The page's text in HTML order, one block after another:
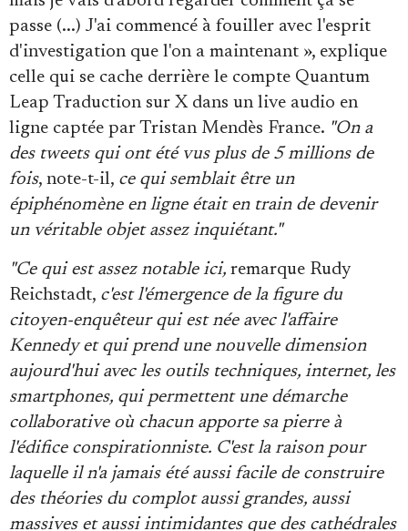
passe (...) J'ai commencé à fouiller avec l'esprit
d'investigation que l'on a maintenant », explique
celle qui se cache derrière le compte Quantum
Leap Traduction sur X dans un live audio en
ligne captée par Tristan Mendès France. "On a
des tweets qui ont été vus plus de 5 millions de
fois, note-t-il, ce qui semblait être un
épiphénomène en ligne était en train de devenir
un véritable objet assez inquiétant."
"Ce qui est assez notable ici, remarque Rudy
Reichstadt, c'est l'émergence de la figure du
citoyen-enquêteur qui est née avec l'affaire
Kennedy et qui prend une nouvelle dimension
aujourd'hui avec les outils techniques, internet, les
smartphones, qui permettent une démarche
collaborative où chacun apporte sa pierre à
l'édifice conspirationniste. C'est la raison pour
laquelle il n'a jamais été aussi facile de construire
des théories du complot aussi grandes, aussi
massives et aussi intimidantes que des cathédrales